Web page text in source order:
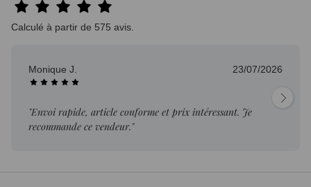
Calculé à partir de 575 avis.
Monique J. 23/07/2026
"Envoi rapide, article conforme et prix intéressant. Je
recommande ce vendeur."